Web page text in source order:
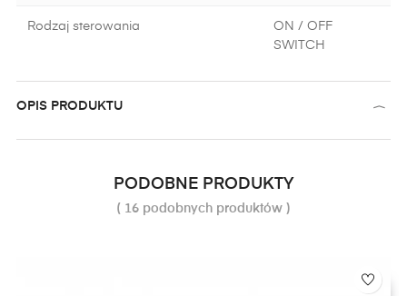
Rodzaj sterowania
ON / OFF
SWITCH
OPIS PRODUKTU
PODOBNE PRODUKTY
( 16 podobnych produktów )